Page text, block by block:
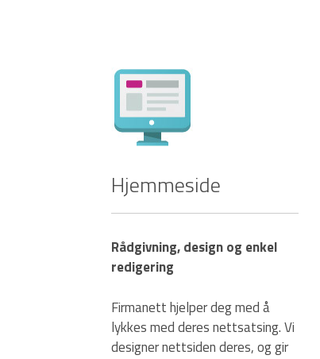
Hjemmeside
Rådgivning, design og enkel
redigering
Firmanett hjelper deg med å
lykkes med deres nettsatsing. Vi
designer nettsiden deres, og gir